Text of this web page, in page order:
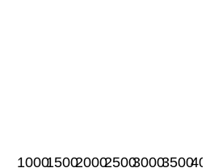
100015002000250030003500